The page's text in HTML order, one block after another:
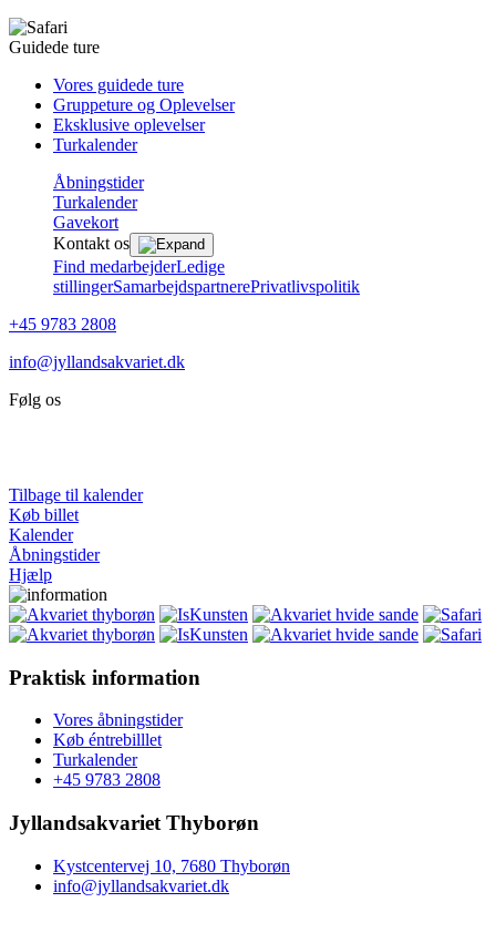
Guidede ture
Vores guidede ture
Gruppeture og Oplevelser
Eksklusive oplevelser
Turkalender
Åbningstider
Turkalender
Gavekort
Kontakt os
Find medarbejderLedige
stillingerSamarbejdspartnerePrivatlivspolitik
+45 9783 2808
info@jyllandsakvariet.dk
Følg os
Tilbage til kalender
Køb billet
Kalender
Åbningstider
Hjælp
Praktisk information
Vores åbningstider
Køb éntrebilllet
Turkalender
+45 9783 2808
Jyllandsakvariet Thyborøn
Kystcentervej 10, 7680 Thyborøn
info@jyllandsakvariet.dk